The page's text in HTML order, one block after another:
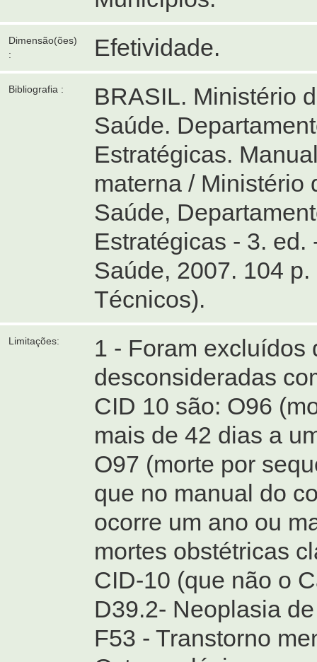
Dimensão(ões)
:
Efetividade.
Bibliografia :
BRASIL. Ministério
Saúde.
Estratégicas.
materna / Ministério
Saúde,
Estratégicas - 3.
Saúde, 2007. 104
Técnicos).
Limitações:
1 - Foram excluídos
desconsideradas
CID 10 são: O96
mais de 42 dias a
O97 (morte por
que no manual do
ocorre um ano ou
mortes obstétricas
CID-10 (que não o
D39.2- Neoplasia
F53 - Transtorno